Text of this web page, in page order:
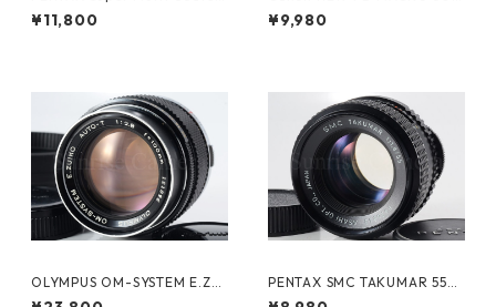
TAKUMAR 300mm F4 ペン
タックス (61344)
¥11,800 ¥9,980
OLYMPUS OM-SYSTEM E.ZUI
KO AUTO-T 100mm F2.8 オ
PENTAX SMC TAKUMAR 55m
m F1.8 M42 ペンタックス（61